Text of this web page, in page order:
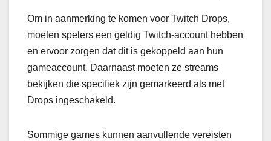
Om in aanmerking te komen voor Twitch Drops,
moeten spelers een geldig Twitch-account hebben
en ervoor zorgen dat dit is gekoppeld aan hun
gameaccount. Daarnaast moeten ze streams
bekijken die specifiek zijn gemarkeerd als met
Drops ingeschakeld.
Sommige games kunnen aanvullende vereisten